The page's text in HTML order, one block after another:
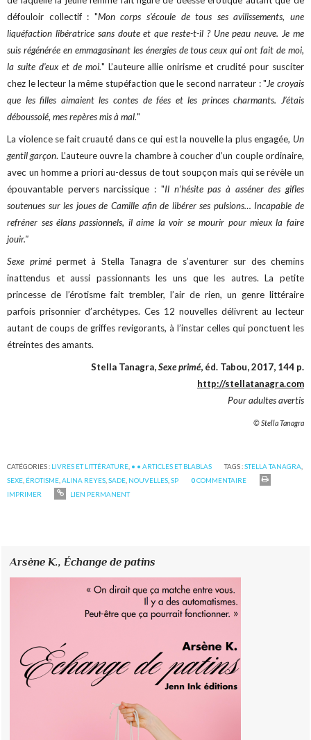
défouloir collectif : "Mon corps s’écoule de tous ses avilissements, une
liquéfaction libératrice sans doute et que reste-t-il ? Une peau neuve. Je me
suis régénérée en emmagasinant les énergies de tous ceux qui ont fait de moi,
la suite d’eux et de moi." L’auteure allie onirisme et crudité pour susciter
chez le lecteur la même stupéfaction que le second narrateur : "Je croyais
que les filles aimaient les contes de fées et les princes charmants. J’étais
déboussolé, mes repères mis à mal."
La violence se fait cruauté dans ce qui est la nouvelle la plus engagée, Un
gentil garçon. L’auteure ouvre la chambre à coucher d’un couple ordinaire,
avec un homme a priori au-dessus de tout soupçon mais qui se révèle un
épouvantable pervers narcissique : "Il n’hésite pas à asséner des gifles
soutenues sur les joues de Camille afin de libérer ses pulsions… Incapable de
refréner ses élans passionnels, il aime la voir se mourir pour mieux la faire
jouir."
Sexe primépermet à Stella Tanagra de s’aventurer sur des chemins
inattendus et aussi passionnants les uns que les autres. La petite
princesse de l’érotisme fait trembler, l’air de rien, un genre littéraire
parfois prisonnier d’archétypes. Ces 12 nouvelles délivrent au lecteur
autant de coups de griffes revigorants, à l’instar celles qui ponctuent les
étreintes des amants.
Stella Tanagra,Sexe primé, éd. Tabou, 2017, 144 p.
http://stellatanagra.com
Pour adultes avertis
© Stella Tanagra
CATÉGORIES : LIVRES ET LITTÉRATURE • • ARTICLES ET BLABLAS TAGS :STELLA TANAGRA
SEXE ÉROTISME ,ALINA REYES ,SADE NOUVELLES ,SP 0COMMENTAIRE
IMPRIMER
LIEN PERMANENT
Arsène K.,Échange de patins